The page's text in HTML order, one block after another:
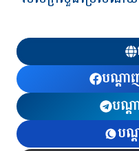
បណ្ដា
បណ្ដ
ប